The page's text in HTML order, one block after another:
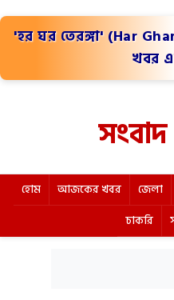
'হর ঘর তেরঙ্গা' (Har
খবর
হোম আজকের খবর জেলা
চাকরি